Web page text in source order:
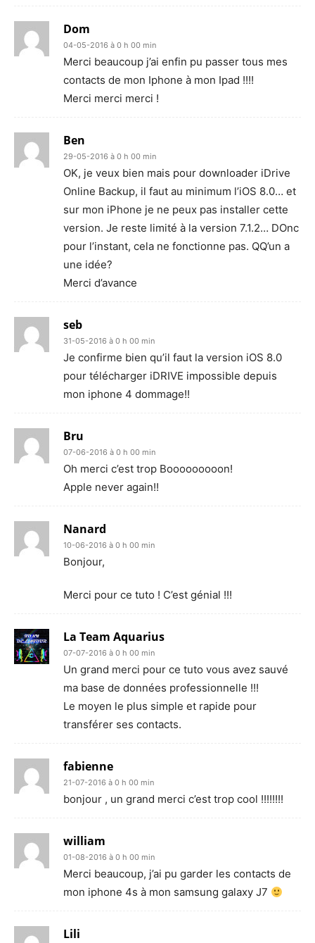
Dom
04-05-2016 à 0 h 00 min
Merci beaucoup j’ai enfin pu passer tous mes
contacts de mon Iphone à mon Ipad !!!!
Merci merci merci !
Ben
29-05-2016 à 0 h 00 min
OK, je veux bien mais pour downloader iDrive
Online Backup, il faut au minimum l’iOS 8.0… et
sur mon iPhone je ne peux pas installer cette
version. Je reste limité à la version 7.1.2… DOnc
pour l’instant, cela ne fonctionne pas. QQ’un a
une idée?
Merci d’avance
seb
31-05-2016 à 0 h 00 min
Je confirme bien qu’il faut la version iOS 8.0
pour télécharger iDRIVE impossible depuis
mon iphone 4 dommage!!
Bru
07-06-2016 à 0 h 00 min
Oh merci c’est trop Booooooooon!
Apple never again!!
Nanard
10-06-2016 à 0 h 00 min
Bonjour,
Merci pour ce tuto ! C’est génial !!!
La Team Aquarius
07-07-2016 à 0 h 00 min
Un grand merci pour ce tuto vous avez sauvé
ma base de données professionnelle !!!
Le moyen le plus simple et rapide pour
transférer ses contacts.
fabienne
21-07-2016 à 0 h 00 min
bonjour , un grand merci c’est trop cool !!!!!!!!
william
01-08-2016 à 0 h 00 min
Merci beaucoup, j’ai pu garder les contacts de
mon iphone 4s à mon samsung galaxy J7
Lili